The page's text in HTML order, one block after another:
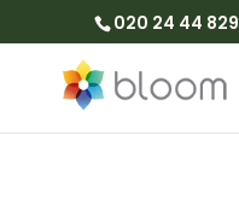
020 24 44 829